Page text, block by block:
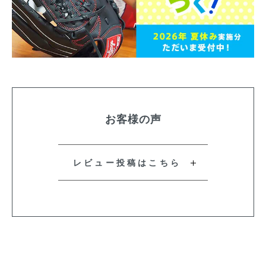
お客様の声
レビュー投稿はこちら